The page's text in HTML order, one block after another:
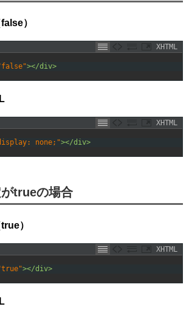
）
XHTML
></div>
XHTML
none;"></div>
trueの場合
）
XHTML
></div>